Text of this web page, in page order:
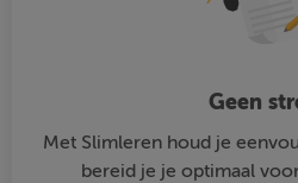
Geen
Met Slimleren houd je
bereid je je optimaal